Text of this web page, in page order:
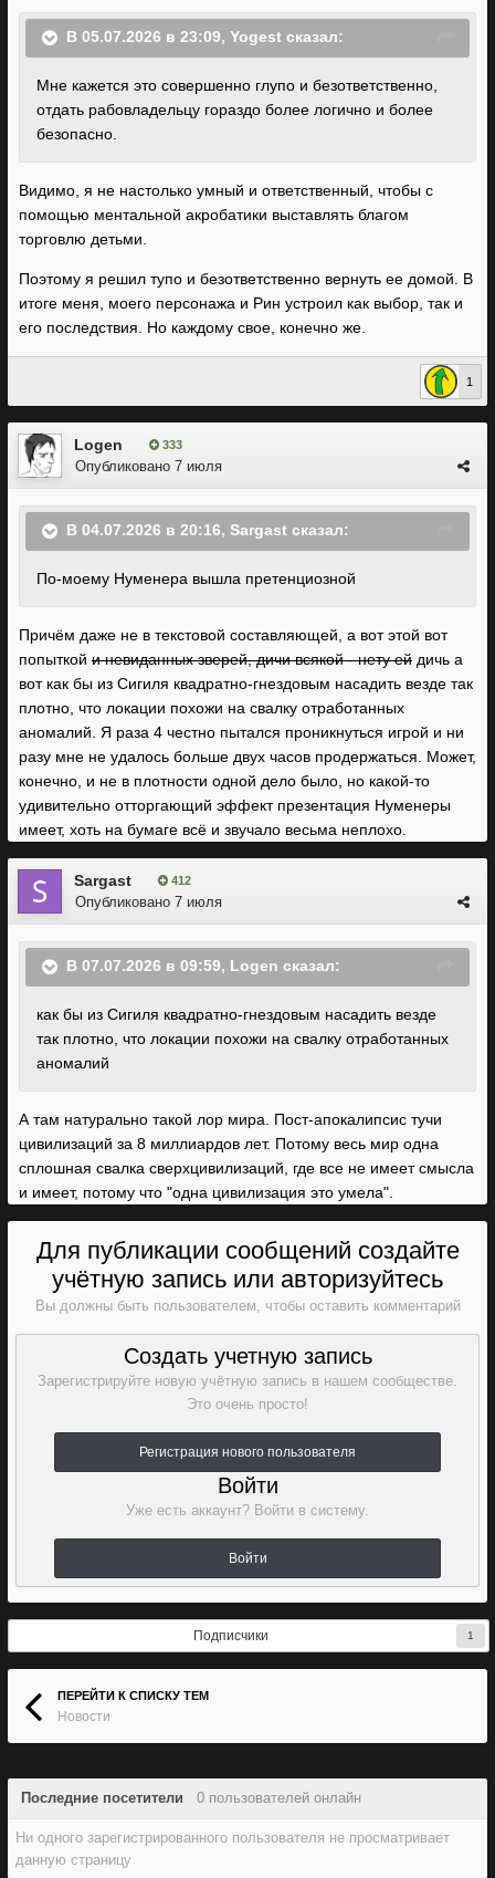
В 05.07.2026 в 23:09, Yogest сказал:
Мне кажется это совершенно глупо и безответственно,
отдать рабовладельцу гораздо более логично и более
безопасно.
Видимо, я не настолько умный и ответственный, чтобы с
помощью ментальной акробатики выставлять благом
торговлю детьми.
Поэтому я решил тупо и безответственно вернуть ее домой. В
итоге меня, моего персонажа и Рин устроил как выбор, так и
его последствия. Но каждому свое, конечно же.
1
Logen 333
Опубликовано 7 июля
В 04.07.2026 в 20:16, Sargast сказал:
По-моему Нуменера вышла претенциозной
Причём даже не в текстовой составляющей, а вот этой вот
попыткой и невиданных зверей, дичи всякой - нету ей дичь а
вот как бы из Сигиля квадратно-гнездовым насадить везде так
плотно, что локации похожи на свалку отработанных
аномалий. Я раза 4 честно пытался проникнуться игрой и ни
разу мне не удалось больше двух часов продержаться. Может,
конечно, и не в плотности одной дело было, но какой-то
удивительно отторгающий эффект презентация Нуменеры
имеет, хоть на бумаге всё и звучало весьма неплохо.
Sargast 412
Опубликовано 7 июля
В 07.07.2026 в 09:59, Logen сказал:
как бы из Сигиля квадратно-гнездовым насадить везде
так плотно, что локации похожи на свалку отработанных
аномалий
А там натурально такой лор мира. Пост-апокалипсис тучи
цивилизаций за 8 миллиардов лет. Потому весь мир одна
сплошная свалка сверхцивилизаций, где все не имеет смысла
и имеет, потому что "одна цивилизация это умела".
Для публикации сообщений создайте
учётную запись или авторизуйтесь
Вы должны быть пользователем, чтобы оставить комментарий
Создать учетную запись
Зарегистрируйте новую учётную запись в нашем сообществе.
Это очень просто!
Регистрация нового пользователя
Войти
Уже есть аккаунт? Войти в систему.
Войти
Подписчики 1
ПЕРЕЙТИ К СПИСКУ ТЕМ
Новости
Последние посетители 0 пользователей онлайн
Ни одного зарегистрированного пользователя не просматривает
данную страницу